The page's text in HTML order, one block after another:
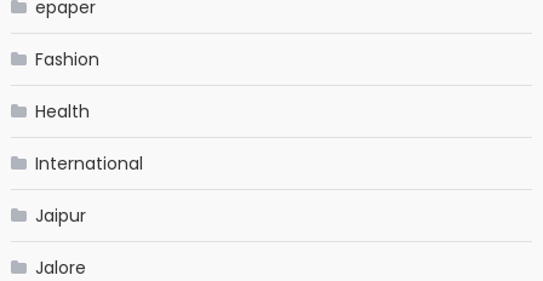
epaper
Fashion
Health
International
Jaipur
Jalore